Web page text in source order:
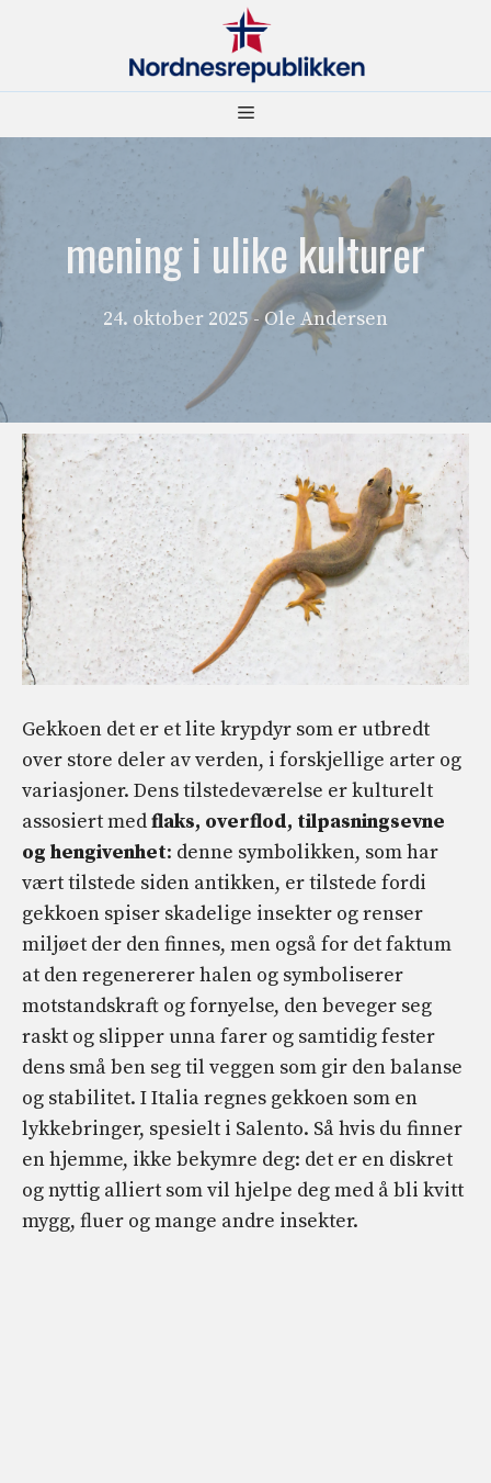
Meny
mening i ulike kulturer
24. oktober 2025 - Ole Andersen
Gekkoen det er et lite krypdyr som er utbredt
over store deler av verden, i forskjellige arter og
variasjoner. Dens tilstedeværelse er kulturelt
assosiert medflaks, overflod, tilpasningsevne
og hengivenhet: denne symbolikken, som har
vært tilstede siden antikken, er tilstede fordi
gekkoen spiser skadelige insekter og renser
miljøet der den finnes, men også for det faktum
at den regenererer halen og symboliserer
motstandskraft og fornyelse, den beveger seg
raskt og slipper unna farer og samtidig fester
dens små ben seg til veggen som gir den balanse
og stabilitet. I Italia regnes gekkoen som en
lykkebringer, spesielt i Salento. Så hvis du finner
en hjemme, ikke bekymre deg: det er en diskret
og nyttig alliert som vil hjelpe deg med å bli kvitt
mygg, fluer og mange andre insekter.